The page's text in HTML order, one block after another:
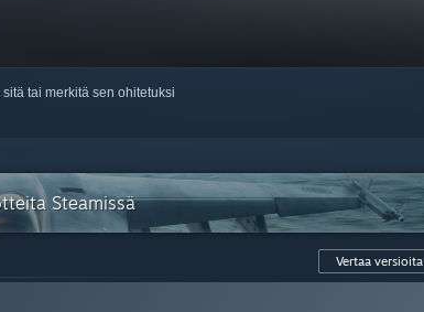
tai merkitä sen ohitetuksi
Steamissä
Vertaa versioita